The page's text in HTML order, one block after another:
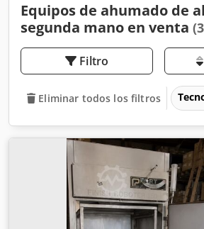
Equipos de ahumado de
segunda mano en venta
Filtro
Eliminar todos los filtros